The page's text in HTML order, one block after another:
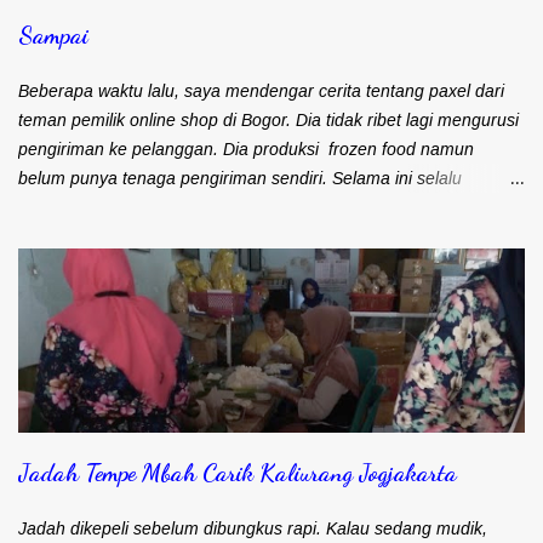
Sampai
Beberapa waktu lalu, saya mendengar cerita tentang paxel dari
teman pemilik online shop di Bogor. Dia tidak ribet lagi mengurusi
pengiriman ke pelanggan. Dia produksi frozen food namun
belum punya tenaga pengiriman sendiri. Selama ini selalu
Djohari Zein, CEO Paxel Indonesia Teman saya sebenarnya lebih
suka menggunakan kurir. Pengiriman cepat sampai ke
pelanggan. Satu kurir bisa langsung bawa banyak barang untuk
dikirim. Namun kendalanya, banyak pelanggan yang keberatan
karena ongkos kirim yang mahal. Maka sebagian besar
pengiriman barangnya menggunakan ojek online (ojol). Memang
barangnya. Ongkos kirim lebih murah. Namun tidak semua driver
pelanggan. Ada saja driver yang muter-muter entah kemana.
Jadah Tempe Mbah Carik Kaliurang Jogjakarta
Jadah dikepeli sebelum dibungkus rapi. Kalau sedang mudik,